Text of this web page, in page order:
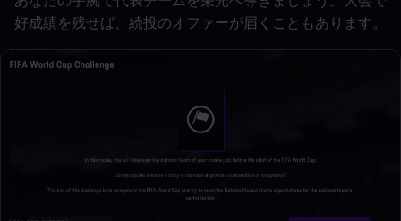
好成績を残せば、続投のオファーが届くこともあります。